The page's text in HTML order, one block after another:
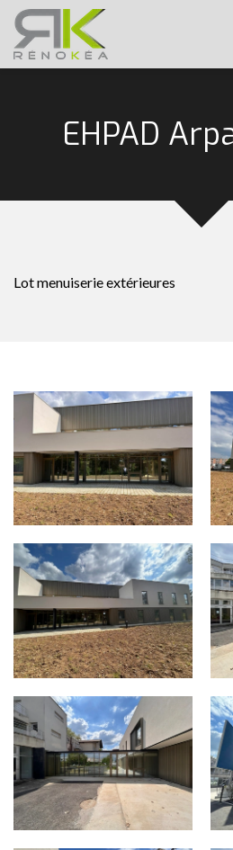
EHPAD
Lot menuiserie extérieures